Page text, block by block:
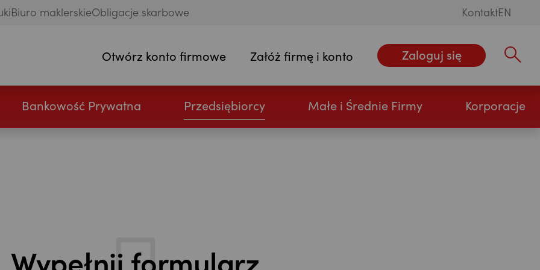
Biuro maklerskieObligacje skarbowe KontaktEN
Otwórz konto firmowe Załóż firmę i konto Zaloguj się Wpisz
Bankowość Prywatna Przedsiębiorcy Małe i Średnie Firmy Korporacje